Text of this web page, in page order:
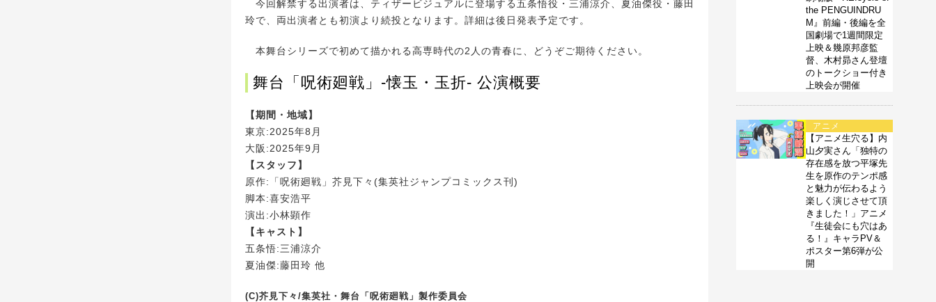
今回解禁する出演者は、ティザービジュアルに登場する五条悟役・三浦涼介、夏油傑役・藤田
玲で、両出演者とも初演より続投となります。詳細は後日発表予定です。
本舞台シリーズで初めて描かれる高専時代の2人の青春に、どうぞご期待ください。
舞台「呪術廻戦」-懐玉・玉折- 公演概要
【期間・地域】
東京:2025年8月
大阪:2025年9月
【スタッフ】
原作:「呪術廻戦」芥見下々(集英社ジャンプコミックス刊)
脚本:喜安浩平
演出:小林顕作
【キャスト】
五条悟:三浦涼介
夏油傑:藤田玲 他
(C)芥見下々/集英社・舞台「呪術廻戦」製作委員会
the PENGUINDRU
M』前編・後編を全
国劇場で1週間限定
上映＆幾原邦彦監
督、木村昴さん登壇
のトークショー付き
上映会が開催
アニメ
【アニメ生穴る】内
山夕実さん「独特の
存在感を放つ平塚先
生を原作のテンポ感
と魅力が伝わるよう
楽しく演じさせて頂
きました！」アニメ
『生徒会にも穴はあ
る！』キャラPV＆
ポスター第6弾が公
開